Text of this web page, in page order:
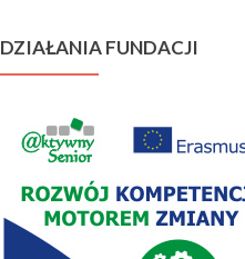
DZIAŁANIA FUNDACJI